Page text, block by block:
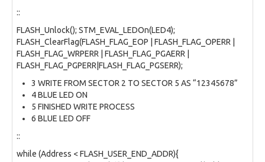
::
FLASH_Unlock(); STM_EVAL_LEDOn(LED4);
FLASH_ClearFlag(FLASH_FLAG_EOP | FLASH_FLAG_OPERR |
FLASH_FLAG_WRPERR | FLASH_FLAG_PGAERR |
FLASH_FLAG_PGPERR|FLASH_FLAG_PGSERR);
3 WRITE FROM SECTOR 2 TO SECTOR 5 AS “12345678”
4 BLUE LED ON
5 FINISHED WRITE PROCESS
6 BLUE LED OFF
::
while (Address < FLASH_USER_END_ADDR){